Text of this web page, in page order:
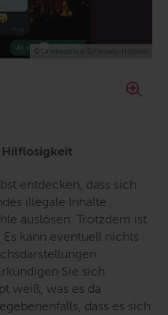
© Landespolizei Schleswig-Holstein
Hilflosigkeit
entdecken, dass sich
illegale Inhalte
auslösen. Trotzdem ist
kann eventuell nichts
Sie sich
weiß, was es da
dass es sich